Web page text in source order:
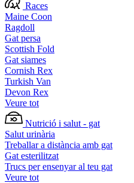
Races
Maine Coon
Ragdoll
Gat persa
Scottish Fold
Gat siames
Cornish Rex
Turkish Van
Devon Rex
Veure tot
Nutrició i salut - gat
Salut urinària
Treballar a distància amb gat
Gat esterilitzat
Trucs per ensenyar al teu gat
Veure tot